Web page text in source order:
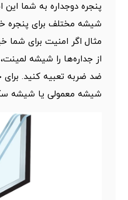
پنجره دوجداره به شما
شیشه مختلف برای پنجره
مثال اگر امنیت برای
از جداره‌ها را شیشه لمینت
ضد ضربه تعبیه کنید. برای
شیشه معمولی یا شیشه